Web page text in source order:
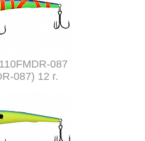
087
087) 12 г.